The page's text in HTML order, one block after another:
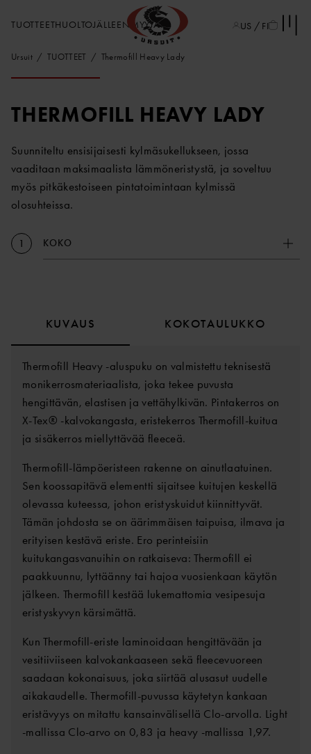
TUOTTEETHUOLTOJÄLLEENMYYJÄT US / FI
Ursuit TUOTTEET Thermofill Heavy Lady
THERMOFILL HEAVY LADY
Suunniteltu ensisijaisesti kylmäsukellukseen, jossa
vaaditaan maksimaalista lämmöneristystä, ja soveltuu
myös pitkäkestoiseen pintatoimintaan kylmissä
olosuhteissa.
1 KOKO
KUVAUS KOKOTAULUKKO
Thermofill Heavy -aluspuku on valmistettu teknisestä
monikerrosmateriaalista, joka tekee puvusta
hengittävän, elastisen ja vettähylkivän. Pintakerros on
X-Tex® -kalvokangasta, eristekerros Thermofill-kuitua
ja sisäkerros miellyttävää fleeceä.
Thermofill-lämpöeristeen rakenne on ainutlaatuinen.
Sen koossapitävä elementti sijaitsee kuitujen keskellä
olevassa kuteessa, johon eristyskuidut kiinnittyvät.
Tämän johdosta se on äärimmäisen taipuisa, ilmava ja
erityisen kestävä eriste. Ero perinteisiin
kuitukangasvanuihin on ratkaiseva: Thermofill ei
paakkuunnu, lyttäänny tai hajoa vuosienkaan käytön
jälkeen. Thermofill kestää lukemattomia vesipesuja
eristyskyvyn kärsimättä.
Kun Thermofill-eriste laminoidaan hengittävään ja
vesitiiviiseen kalvokankaaseen sekä fleecevuoreen
saadaan kokonaisuus, joka siirtää alusasut uudelle
aikakaudelle. Thermofill-puvussa käytetyn kankaan
eristävyys on mitattu kansainvälisellä Clo-arvolla. Light
-mallissa Clo-arvo on 0,83 ja heavy -mallissa 1,97.